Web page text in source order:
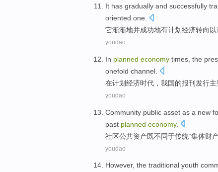
It has gradually and successfully
oriented one.
它渐渐地并成功地有计划经济转向 以
youdao
In planned economy times the
onefold channel
在计划经济时代 ， 我国的报刊 发行
youdao
Community public asset as a new
past planned economy.
社区公共资产既不同于传统“集体财
youdao
However, the traditional youth